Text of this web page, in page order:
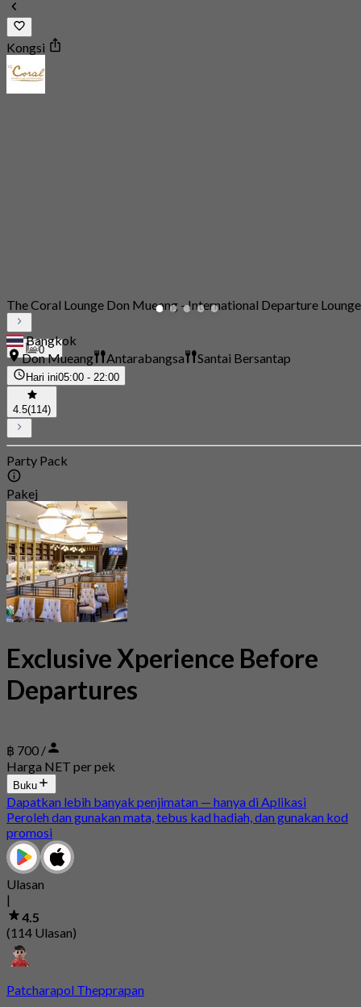
Kongsi
0
The Coral Lounge Don Mueang - International Departure Lounge
Bangkok
Don Mueang
Antarabangsa Santai Bersantap
Hari ini05:00 - 22:00
4.5(114)
Party Pack
Pakej
Exclusive Xperience Before
Departures
฿ 700 /
Harga NET per pek
Buku
Dapatkan lebih banyak penjimatan — hanya di Aplikasi
Peroleh dan gunakan mata, tebus kad hadiah, dan gunakan kod
promosi
Ulasan
|
4.5
(114 Ulasan)
Patcharapol Thepprapan